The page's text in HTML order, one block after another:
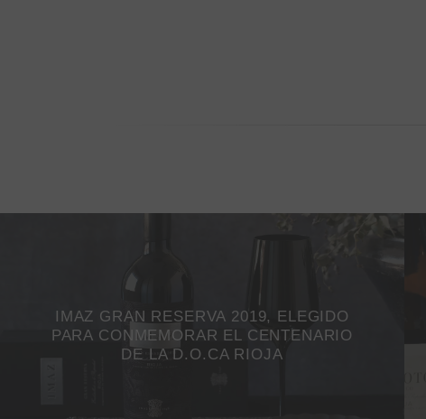
IMAZ GRAN RESERVA 2019, ELEGIDO
PARA CONMEMORAR EL CENTENARIO
DE LA D.O.CA RIOJA